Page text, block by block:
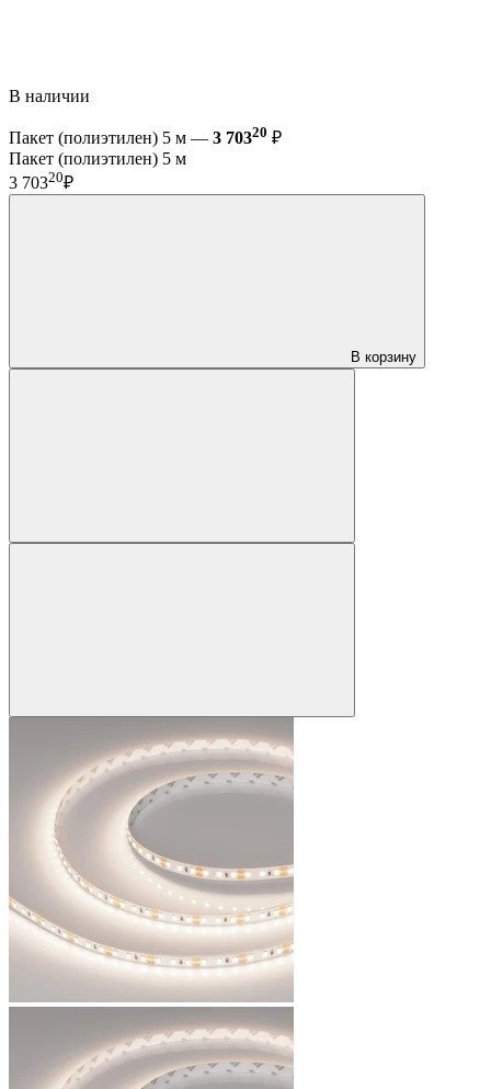
В наличии
Пакет (полиэтилен) 5 м — 3 70320 ₽
Пакет (полиэтилен) 5 м
3 70320₽
В корзину